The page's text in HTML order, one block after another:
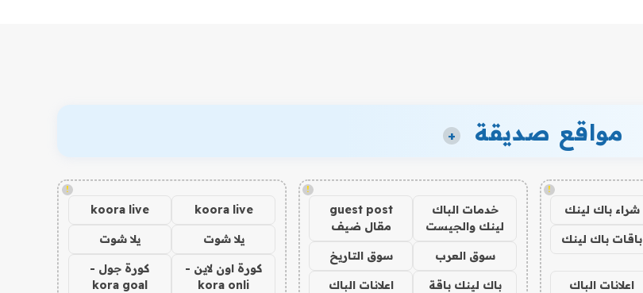
مواقع صديقة +
!
شراء باك لينك
باقات باك لينك
اعلانات الباك
!
خدمات الباك
لينك والجيست
guest post
مقال ضيف
سوق العرب سوق التاريخ
باك لينك باقة
اعلانات الباك
!
koora live
koora live
يلا شوت يلا شوت
كورة اون لاين -
kora onli
كورة جول -
kora goal